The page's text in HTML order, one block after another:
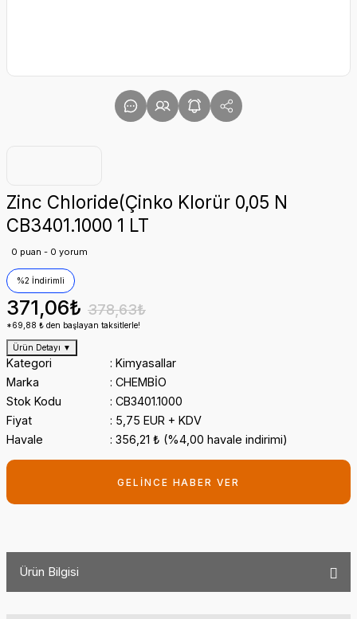
Zinc Chloride(Çinko Klorür 0,05 N
CB3401.1000 1 LT
0 puan - 0 yorum
%2 İndirimli
371,06₺ 378,63₺
*69,88 ₺ den başlayan taksitlerle!
Ürün Detayı ▼
Kategori
Kimyasallar
Marka
CHEMBİO
Stok Kodu
CB3401.1000
Fiyat
5,75 EUR + KDV
Havale
356,21 ₺ (%4,00 havale indirimi)
GELİNCE HABER VER
Ürün Bilgisi